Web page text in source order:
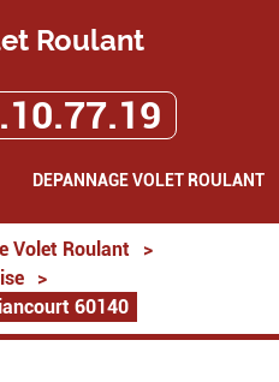
Roulant
DEPANNAGE VOLET ROULANT
Volet Roulant
>
>
60140